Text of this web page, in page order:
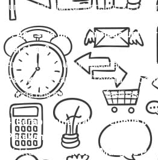
rumah dan diantar langsung ke
3. Apa saja pilihan armada
Parakan?
Armada yang umum digunakan
Parakan
antara lain Toyota Hiace,
hingga bus mini dengan fasilitas AC
4. Berapa lama waktu tempuh
Parakan?
Waktu tempuhtravel Mungkid